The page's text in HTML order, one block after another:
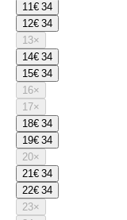
11€ 34
12€ 34
13×
14€ 34
15€ 34
16×
17×
18€ 34
19€ 34
20×
21€ 34
22€ 34
23×